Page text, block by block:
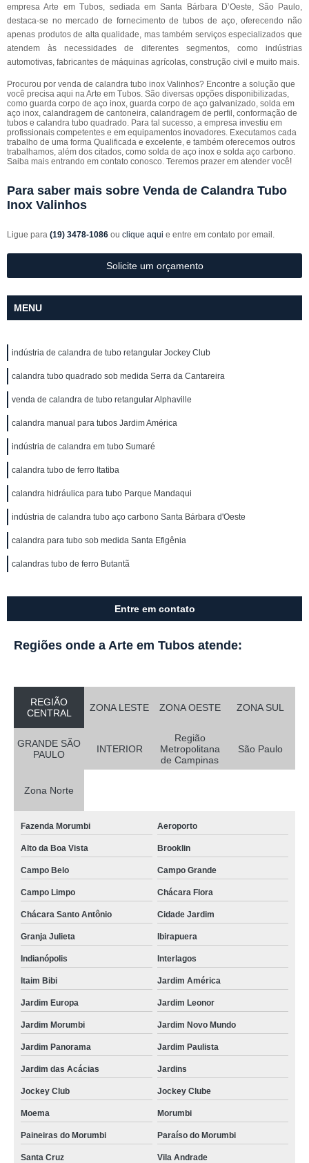
empresa Arte em Tubos, sediada em Santa Bárbara D’Oeste, São Paulo,
destaca-se no mercado de fornecimento de tubos de aço, oferecendo não
apenas produtos de alta qualidade, mas também serviços especializados que
atendem às necessidades de diferentes segmentos, como indústrias
automotivas, fabricantes de máquinas agrícolas, construção civil e muito mais.
Procurou por venda de calandra tubo inox Valinhos? Encontre a solução que
você precisa aqui na Arte em Tubos. São diversas opções disponibilizadas,
como guarda corpo de aço inox, guarda corpo de aço galvanizado, solda em
aço inox, calandragem de cantoneira, calandragem de perfil, conformação de
tubos e calandra tubo quadrado. Para tal sucesso, a empresa investiu em
profissionais competentes e em equipamentos inovadores. Executamos cada
trabalho de uma forma Qualificada e excelente, e também oferecemos outros
trabalhamos, além dos citados, como solda de aço inox e solda aço carbono.
Saiba mais entrando em contato conosco. Teremos prazer em atender você!
Para saber mais sobre Venda de Calandra Tubo
Inox Valinhos
Ligue para (19) 3478-1086 ou clique aqui e entre em contato por email.
Solicite um orçamento
MENU
indústria de calandra de tubo retangular Jockey Club
calandra tubo quadrado sob medida Serra da Cantareira
venda de calandra de tubo retangular Alphaville
calandra manual para tubos Jardim América
indústria de calandra em tubo Sumaré
calandra tubo de ferro Itatiba
calandra hidráulica para tubo Parque Mandaqui
indústria de calandra tubo aço carbono Santa Bárbara d'Oeste
calandra para tubo sob medida Santa Efigênia
calandras tubo de ferro Butantã
Entre em contato
Regiões onde a Arte em Tubos atende:
REGIÃO
CENTRAL
ZONA LESTE ZONA OESTE ZONA SUL
GRANDE SÃO
PAULO
INTERIOR
Região
Metropolitana
de Campinas
São Paulo
Zona Norte
Fazenda Morumbi Aeroporto
Alto da Boa Vista Brooklin
Campo Belo Campo Grande
Campo Limpo Chácara Flora
Chácara Santo Antônio Cidade Jardim
Granja Julieta Ibirapuera
Indianópolis Interlagos
Itaim Bibi Jardim América
Jardim Europa Jardim Leonor
Jardim Morumbi Jardim Novo Mundo
Jardim Panorama Jardim Paulista
Jardim das Acácias Jardins
Jockey Club Jockey Clube
Moema Morumbi
Paineiras do Morumbi Paraíso do Morumbi
Santa Cruz Vila Andrade